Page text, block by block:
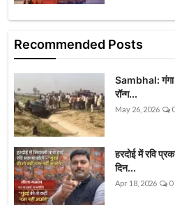
Recommended Posts
Sambhal: गंगा
रॉन्ग...
May 26, 2026 0
हरदोई में रवि
दिन...
Apr 18, 2026 0